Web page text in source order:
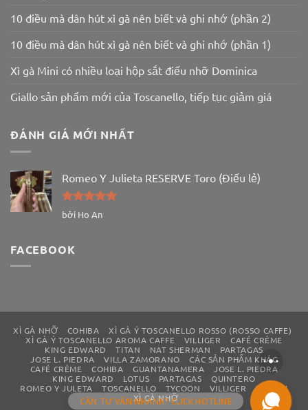
10 điều mà dân hút xì gà nên biết và ghi nhớ (phần 2)
10 điều mà dân hút xì gà nên biết và ghi nhớ (phần 1)
Xì gà Mini có nhiều loại hộp sắt điếu nhỡ Dominica
Giallo sản phẩm mới của Toscanello, tiếp tục giảm giá
ĐÁNH GIÁ MỚI NHẤT
Romeo Y Julieta RESERVE Toro (Điếu lẻ)
Được xếp
bởi Ho An
FACEBOOK
XÌ GÀ NHỠ COHIBA
XÌ GÀ Ý TOSCANELLO ROSSO (ROSSO CAFFE)
XÌ GÀ Ý TOSCANELLO AROMA CAFFE
VILLIGER
CAFÉ CRÈME
KING EDWARD
TITAN NAT SHERMAN
PARTAGAS
JOSE L. PIEDRA
VILLA ZAMORANO
CÁC SẢN PHẨM KHÁC
CAFÉ CRÈME
COHIBA GUANTANAMERA
JOSE L. PIEDRA
KING EDWARD
LOTUS PARTAGAS
QUINTERO
ROMEO Y JULETA
TOSCANELLO TYCOON VILLIGER
WILLEM
XÌ GÀ NHỠ
CẦN TƯ VẤN NHANH? CLICK HOTLINE